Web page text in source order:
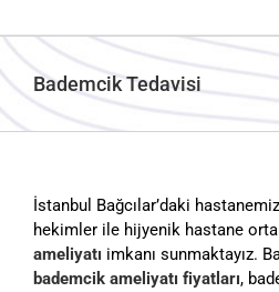
Bademcik Tedavisi
İstanbul Bağcılar’daki
hekimler ile hijyenik hastane
ameliyatı imkanı sunmaktayız.
bademcik ameliyatı fiyatları,